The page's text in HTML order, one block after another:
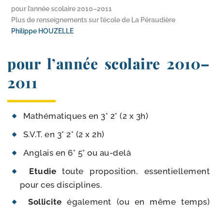
pour l’année scolaire 2010–2011
Plus de renseignements sur l’école de La Péraudière
Philippe HOUZELLE
pour l’année scolaire 2010–
2011
Mathématiques en 3° 2° (2 x 3h)
S.V.T. en 3° 2° (2 x 2h)
Anglais en 6° 5° ou au-delà
Etudie toute pro­po­si­tion, essen­tiel­le­ment
pour ces disciplines.
Sollicite éga­le­ment (ou en même temps)